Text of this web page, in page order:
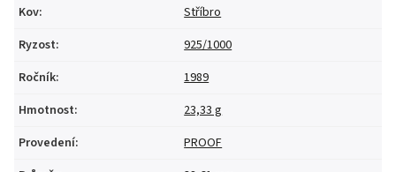
Kov:
Stříbro
Ryzost:
925/1000
Ročník:
1989
Hmotnost:
23,33 g
Provedení:
PROOF